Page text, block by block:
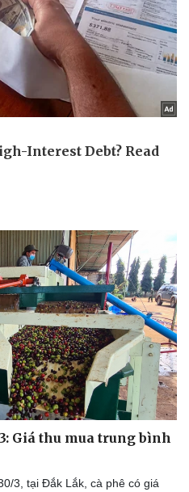
Xe máy
Tư vấn
Giá thu mua trung bình
3, tại Đắk Lắk, cà phê có giá